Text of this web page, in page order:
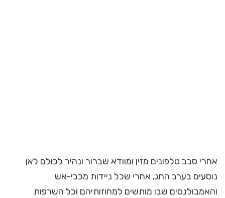
אחרי סבב טלפונים מזין ומוודא שברור ונהיר לכולם לאן
נוסעים בערב החג, אחרי שכל ניידות מכבי-אש
והאמבולנסים שבו מותשים למחוזותיהם וכל השרפות